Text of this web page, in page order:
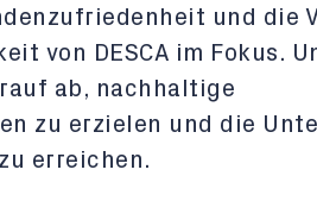
und die
von DESCA im Fokus.
ab, nachhaltige
zu erzielen und die
erreichen.